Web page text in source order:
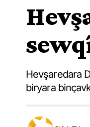
Hevşaredara
biryara